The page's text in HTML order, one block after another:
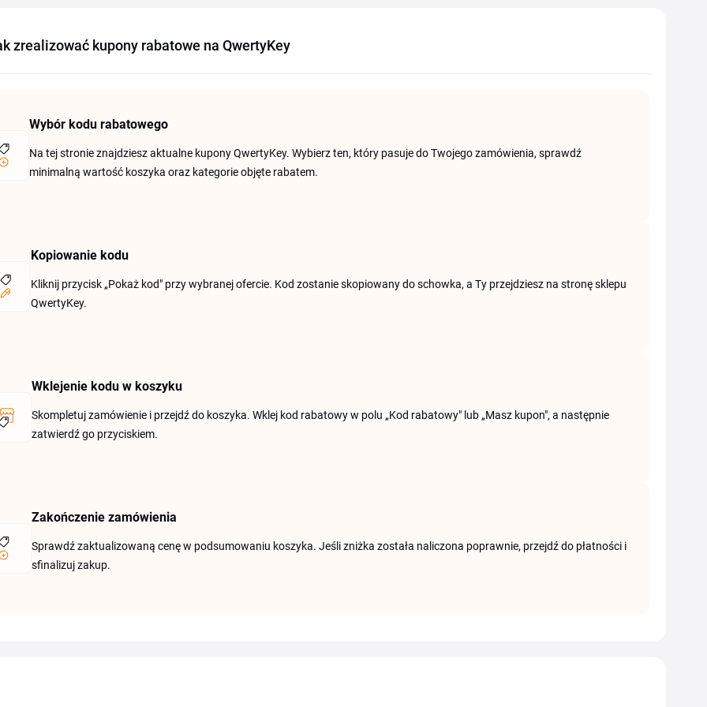
zrealizować kupony rabatowe na QwertyKey
Wybór kodu rabatowego
Na tej stronie znajdziesz aktualne kupony QwertyKey. Wybierz ten, który pasuje do Twojego zamówienia, sprawdź
minimalną wartość koszyka oraz kategorie objęte rabatem.
Kopiowanie kodu
Kliknij przycisk „Pokaż kod" przy wybranej ofercie. Kod zostanie skopiowany do schowka, a Ty przejdziesz na stronę sklepu
QwertyKey.
Wklejenie kodu w koszyku
Skompletuj zamówienie i przejdź do koszyka. Wklej kod rabatowy w polu „Kod rabatowy" lub „Masz kupon", a następnie
zatwierdź go przyciskiem.
Zakończenie zamówienia
Sprawdź zaktualizowaną cenę w podsumowaniu koszyka. Jeśli zniżka została naliczona poprawnie, przejdź do płatności i
sfinalizuj zakup.